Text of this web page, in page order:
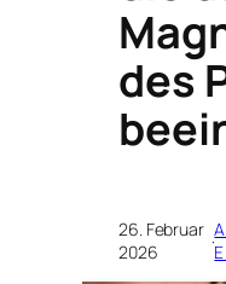
des
26. Februar
2026
·